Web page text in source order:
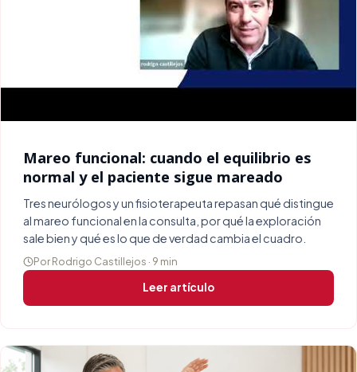
Mareo funcional: cuando el equilibrio es
normal y el paciente sigue mareado
Tres neurólogos y un fisioterapeuta repasan qué distingue
al mareo funcional en la consulta, por qué la exploración
sale bien y qué es lo que de verdad cambia el cuadro.
Por Rodrigo Castillejos · 9 min
Leer artículo